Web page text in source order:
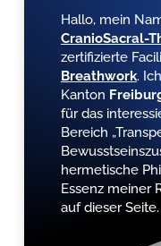
Hallo, mein
CranioSacral-
zertifizierte
Breathwork.
Kanton
für das
Bereich
hermetische
Essenz meiner
auf dieser Seite.